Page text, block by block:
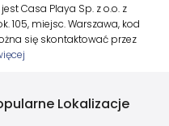
Casa Playa Sp. z o.o. z
105, miejsc. Warszawa, kod
się skontaktować przez
Lokalizacje